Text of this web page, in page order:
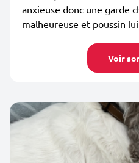
anxieuse donc une garde
malheureuse et poussin
Voir